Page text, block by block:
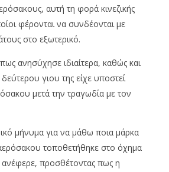
αυτή τη φορά κινεζικής
φέρονται να συνδέονται με
στο εξωτερικό.
ανησύχησε ιδιαίτερα, καθώς και
γιου της είχε υποστεί
μετά την τραγωδία με τον
μήνυμα για να μάθω ποια μάρκα
τοποθετήθηκε στο όχημα
προσθέτοντας πως η